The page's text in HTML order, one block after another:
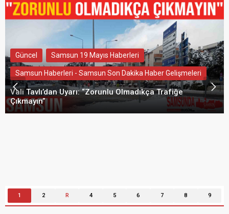
Güncel Samsun 19 Mayıs Haberleri
Samsun’da Kocası Tarafından Bıçaklanan Kadın
Konuştu
1 2 R 4 5 6 7 8 9